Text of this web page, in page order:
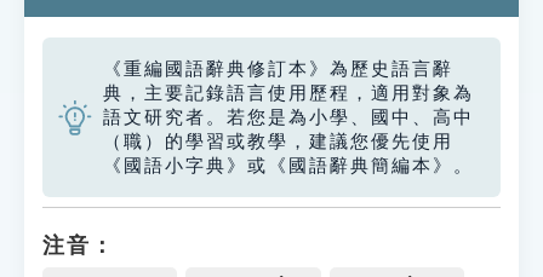
《重編國語辭典修訂本》為歷史語言辭
典，主要記錄語言使用歷程，適用對象為
語文研究者。若您是為小學、國中、高中
（職）的學習或教學，建議您優先使用
《國語小字典》或《國語辭典簡編本》。
注音：